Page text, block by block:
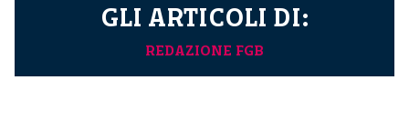
GLI ARTICOLI DI:
REDAZIONE FGB